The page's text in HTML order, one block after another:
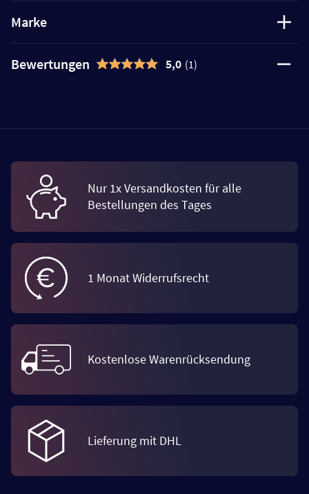
Marke
Bewertungen 5,0 (1)
Nur 1x Versandkosten für alle
Bestellungen des Tages
1 Monat Widerrufsrecht
Kostenlose Warenrücksendung
Lieferung mit DHL